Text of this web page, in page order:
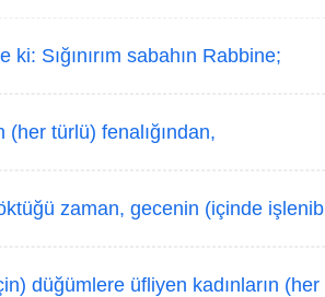
ki: Sığınırım sabahın Rabbine;
(her türlü) fenalığından,
zaman, gecenin (içinde
düğümlere üfliyen kadınların